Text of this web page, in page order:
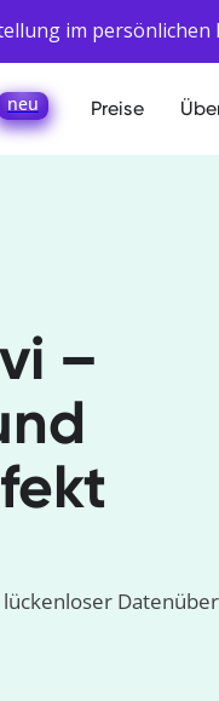
im persönlichen
neu Preise
–